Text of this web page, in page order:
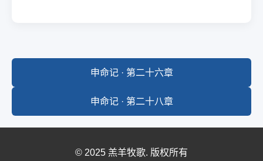
申命记 · 第二十六章
申命记 · 第二十八章
© 2025 羔羊牧歌. 版权所有